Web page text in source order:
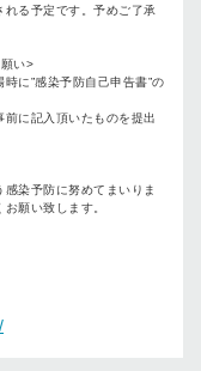
る予定です。予めご了承
い>
に”感染予防自己申告書”の
に記入頂いたものを提出
染予防に努めてまいりま
願い致します。